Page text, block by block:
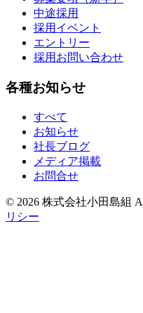
中途採用
採用イベント
エントリー
採用お問い合わせ
各種お知らせ
すべて
お知らせ
社長ブログ
メディア掲載
お問合せ
© 2026 株式会社小田島組
リシー